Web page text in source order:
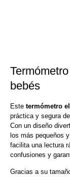
bebés
Este termómetro
práctica y segura
Con un diseño
los más pequeños
facilita una lectura
confusiones y
Gracias a su